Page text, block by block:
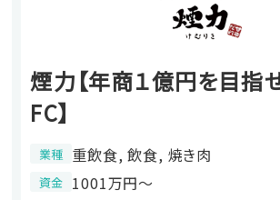
煙力【年商１億円を目指
FC】
業種 重飲食, 飲食, 焼き肉
資金 1001万円〜